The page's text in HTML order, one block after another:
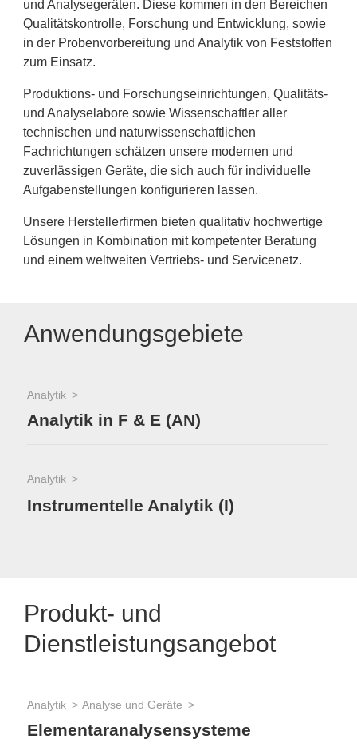
und Analysegeräten. Diese kommen in den Bereichen
Qualitätskontrolle, Forschung und Entwicklung, sowie
in der Probenvorbereitung und Analytik von Feststoffen
zum Einsatz.
Produktions- und Forschungseinrichtungen, Qualitäts-
und Analyselabore sowie Wissenschaftler aller
technischen und naturwissenschaftlichen
Fachrichtungen schätzen unsere modernen und
zuverlässigen Geräte, die sich auch für individuelle
Aufgabenstellungen konfigurieren lassen.
Unsere Herstellerfirmen bieten qualitativ hochwertige
Lösungen in Kombination mit kompetenter Beratung
und einem weltweiten Vertriebs- und Servicenetz.
Anwendungsgebiete
Analytik
Analytik in F & E (AN)
Analytik
Instrumentelle Analytik (I)
Produkt- und
Dienstleistungsangebot
Analytik Analyse und Geräte
Elementaranalysensysteme